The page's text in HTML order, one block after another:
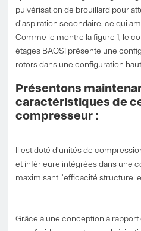
pulvérisation de brouillard pour
d'aspiration secondaire, ce qui
Comme le montre la figure 1, le
étages BAOSI présente une
rotors dans une configuration
Présentons
caractéristiques de
compresseur :
Il est doté d'unités de
et inférieure intégrées dans une
maximisant l'efficacité
Grâce à une conception à